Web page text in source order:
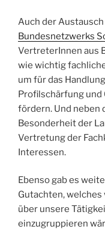
Auch der
Bundesnetzwerks
VertreterInnen aus
wie wichtig
um für das
Profilschärfung
fördern. Und neben
Besonderheit der
Vertretung der
Interessen.
Ebenso gab es
Gutachten,
über unsere
einzugruppieren